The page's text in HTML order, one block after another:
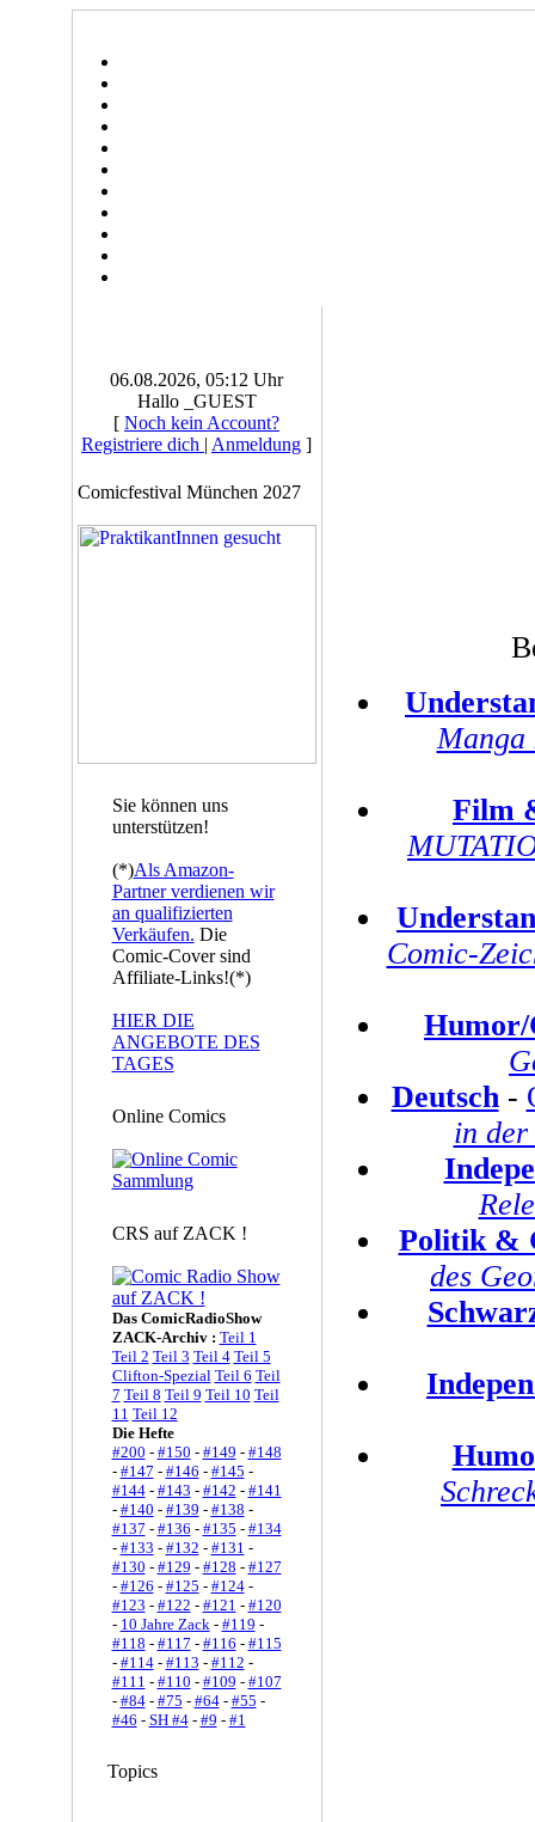
06.08.2026, 05:12 Uhr
Hallo _GUEST
[ Noch kein Account?
Registriere dich | Anmeldung ]
Comicfestival München 2027
Sie können uns
unterstützen!
(*)Als Amazon-
Partner verdienen wir
an qualifizierten
Verkäufen. Die
Comic-Cover sind
Affiliate-Links!(*)
HIER DIE
ANGEBOTE DES
TAGES
Online Comics
CRS auf ZACK !
Das ComicRadioShow
ZACK-Archiv : Teil 1
Teil 2 Teil 3 Teil 4 Teil 5
Clifton-Spezial Teil 6 Teil
7 Teil 8 Teil 9 Teil 10 Teil
11 Teil 12
Die Hefte
#200 - #150 - #149 - #148
- #147 - #146 - #145 -
#144- #143 - #142 - #141
- #140 - #139 - #138 -
#137 - #136 - #135 - #134
- #133 - #132 - #131 -
#130 - #129 - #128 - #127
- #126 - #125 - #124-
#123 - #122 - #121 - #120
- 10 Jahre Zack- #119 -
#118 - #117 - #116 - #115
- #114- #113 - #112 -
#111 - #110 - #109 - #107
- #84- #75 - #64- #55 -
#46 - SH #4- #9 - #1
Topics
Manga
Film
Comic-
Humor/
Deutsch-
in der
Politik &
des